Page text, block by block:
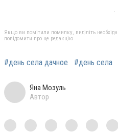
Якщо ви помітили помилку, виділіть
повідомити про це редакцію
#день села дачное #день села
Яна Мозуль
Автор